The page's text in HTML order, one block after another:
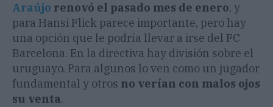
Araújo renovó el pasado mes de enero, y
para Hansi Flick parece importante, pero hay
una opción que le podría llevar a irse del FC
Barcelona. En la directiva hay división sobre el
uruguayo. Para algunos lo ven como un jugador
fundamental y otros no verían con malos ojos
su venta.